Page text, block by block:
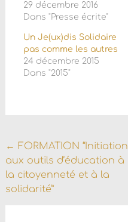
29 décembre 2016
Dans "Presse écrite"
Un Je(ux)dis Solidaire
pas comme les autres
24 décembre 2015
Dans "2015"
Navigation
de
l'article
← FORMATION “Initiation
aux outils d’éducation à
la citoyenneté et à la
solidarité”